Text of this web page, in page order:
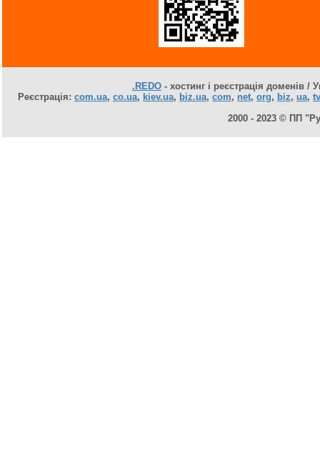
.REDO - хостинг і реєстрація доменів /
Реєстрація: com.ua, co.ua, kiev.ua, biz.ua, com, net, org, biz, ua, tv
2000 - 2023 © ПП